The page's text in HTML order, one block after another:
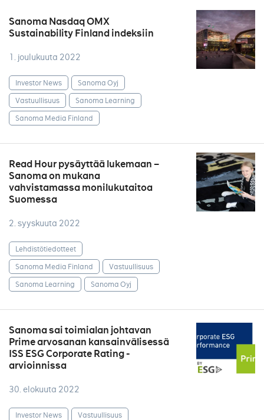
Sanoma Nasdaq OMX
Sustainability Finland indeksiin
1. joulukuuta 2022
Investor News
Sanoma Oyj
Vastuullisuus
Sanoma Learning
Sanoma Media Finland
Read Hour pysäyttää lukemaan –
Sanoma on mukana
vahvistamassa monilukutaitoa
Suomessa
2. syyskuuta 2022
Lehdistötiedotteet
Sanoma Media Finland
Vastuullisuus
Sanoma Learning
Sanoma Oyj
Sanoma sai toimialan johtavan
Prime arvosanan kansainvälisessä
ISS ESG Corporate Rating -
arvioinnissa
30. elokuuta 2022
Investor News
Vastuullisuus